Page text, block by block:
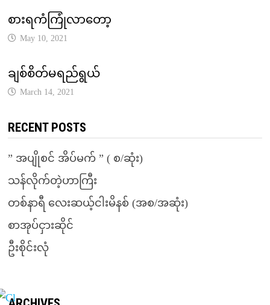
စားရကံကြုံလာတော့
May 10, 2021
ချစ်စိတ်မရည်ရွယ်
March 14, 2021
RECENT POSTS
” အပျိုစင် အိပ်မက် ” ( စ/ဆုံး)
သန်လိုက်တဲ့ဟာကြီး
တစ်နာရီ လေးဆယ့်ငါးမိနစ် (အစ/အဆုံး)
စာအုပ်ငှားဆိုင်
ဦးစိုင်းလုံ